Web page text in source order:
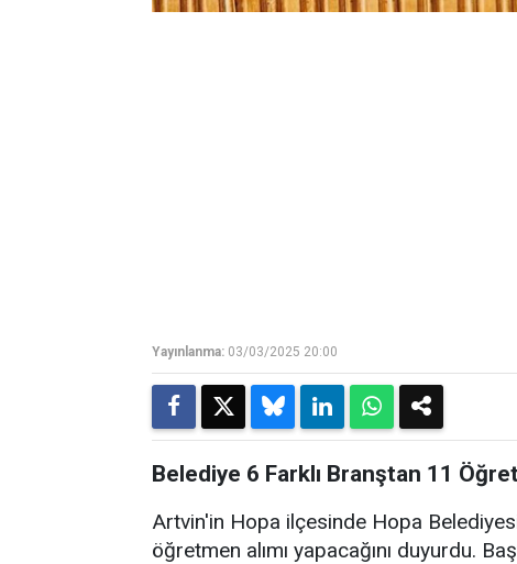
Yayınlanma: 03/03/2025 20:00
Belediye 6 Farklı Branştan 11
Artvin'in Hopa ilçesinde Hopa
öğretmen alımı yapacağını duyurdu.